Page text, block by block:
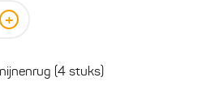
+
(4 stuks)